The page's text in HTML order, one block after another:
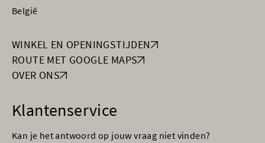
België
WINKEL EN OPENINGSTIJDEN
ROUTE MET GOOGLE MAPS
OVER ONS
Klantenservice
Kan je het antwoord op jouw vraag niet vinden?